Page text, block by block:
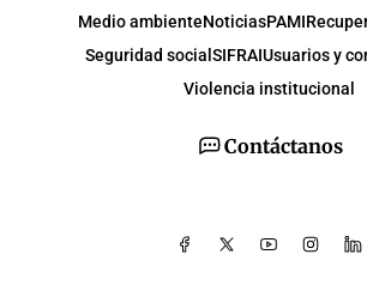
Contáctanos
Medio ambienteNoticiasPAMI
Seguridad social SIFRAIUsuarios y
Violencia institucional